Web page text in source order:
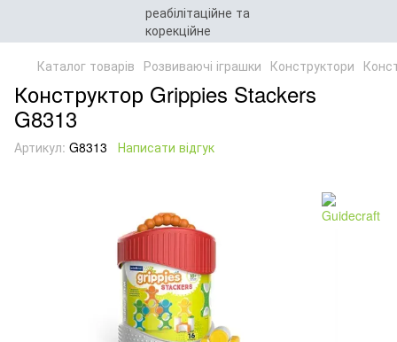
Каталог товарів Розвиваючі іграшки Конструктори
Конструктор Grippies Stackers
G8313
Артикул: G8313 Написати відгук